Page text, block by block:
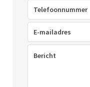
Telefoon
mailadres(Vereist)